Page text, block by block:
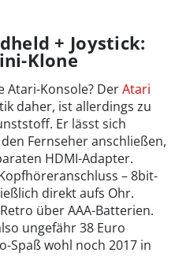
+ Joystick:
Klone
Atari-Konsole? DerAtari
daher, ist allerdings zu
Er lässt sich
Fernseher anschließen,
HDMI-Adapter.
– 8bit-
direkt aufs Ohr.
über AAA-Batterien.
ungefähr 38 Euro
Spaß wohl noch 2017 in